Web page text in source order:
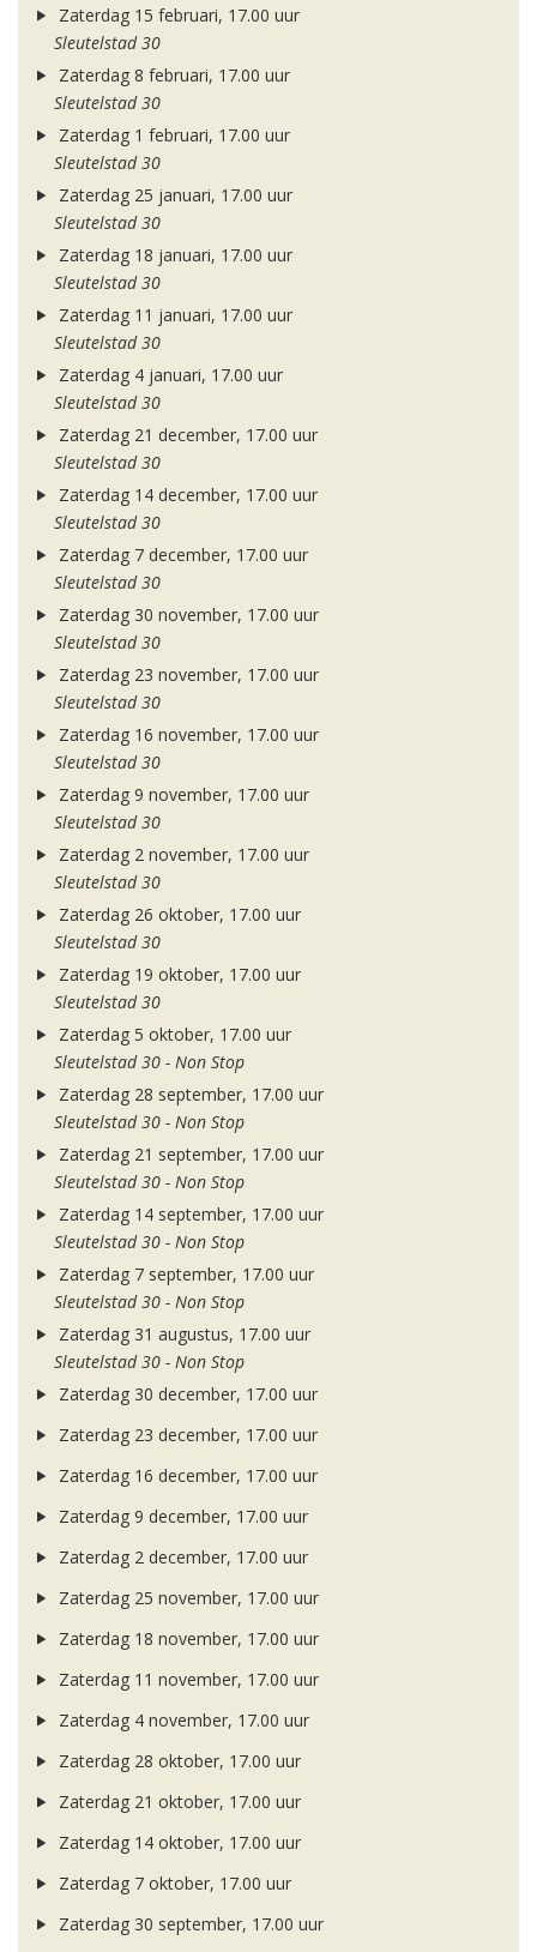
Zaterdag 15 februari, 17.00 uur
Sleutelstad 30
Zaterdag 8 februari, 17.00 uur
Sleutelstad 30
Zaterdag 1 februari, 17.00 uur
Sleutelstad 30
Zaterdag 25 januari, 17.00 uur
Sleutelstad 30
Zaterdag 18 januari, 17.00 uur
Sleutelstad 30
Zaterdag 11 januari, 17.00 uur
Sleutelstad 30
Zaterdag 4 januari, 17.00 uur
Sleutelstad 30
Zaterdag 21 december, 17.00 uur
Sleutelstad 30
Zaterdag 14 december, 17.00 uur
Sleutelstad 30
Zaterdag 7 december, 17.00 uur
Sleutelstad 30
Zaterdag 30 november, 17.00 uur
Sleutelstad 30
Zaterdag 23 november, 17.00 uur
Sleutelstad 30
Zaterdag 16 november, 17.00 uur
Sleutelstad 30
Zaterdag 9 november, 17.00 uur
Sleutelstad 30
Zaterdag 2 november, 17.00 uur
Sleutelstad 30
Zaterdag 26 oktober, 17.00 uur
Sleutelstad 30
Zaterdag 19 oktober, 17.00 uur
Sleutelstad 30
Zaterdag 5 oktober, 17.00 uur
Sleutelstad 30 - Non Stop
Zaterdag 28 september, 17.00 uur
Sleutelstad 30 - Non Stop
Zaterdag 21 september, 17.00 uur
Sleutelstad 30 - Non Stop
Zaterdag 14 september, 17.00 uur
Sleutelstad 30 - Non Stop
Zaterdag 7 september, 17.00 uur
Sleutelstad 30 - Non Stop
Zaterdag 31 augustus, 17.00 uur
Sleutelstad 30 - Non Stop
Zaterdag 30 december, 17.00 uur
Zaterdag 23 december, 17.00 uur
Zaterdag 16 december, 17.00 uur
Zaterdag 9 december, 17.00 uur
Zaterdag 2 december, 17.00 uur
Zaterdag 25 november, 17.00 uur
Zaterdag 18 november, 17.00 uur
Zaterdag 11 november, 17.00 uur
Zaterdag 4 november, 17.00 uur
Zaterdag 28 oktober, 17.00 uur
Zaterdag 21 oktober, 17.00 uur
Zaterdag 14 oktober, 17.00 uur
Zaterdag 7 oktober, 17.00 uur
Zaterdag 30 september, 17.00 uur